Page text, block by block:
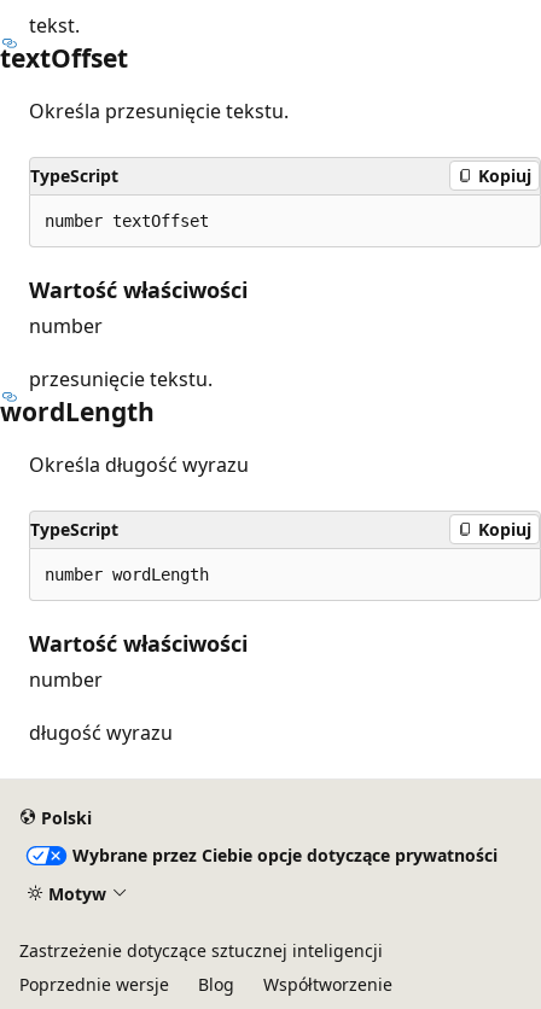
tekst.
textOffset
Określa przesunięcie tekstu.
TypeScript Kopiuj
number textOffset
Wartość właściwości
number
przesunięcie tekstu.
wordLength
Określa długość wyrazu
TypeScript Kopiuj
number wordLength
Wartość właściwości
number
długość wyrazu
Polski
Wybrane przez Ciebie opcje dotyczące prywatności
Motyw
Zastrzeżenie dotyczące sztucznej inteligencji
Poprzednie wersje
Blog
Współtworzenie